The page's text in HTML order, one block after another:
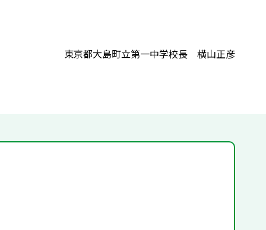
東京都大島町立第一中学校長 横山正彦